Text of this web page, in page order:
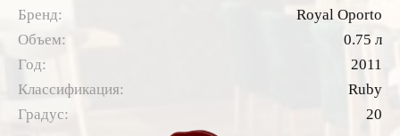
Бренд:
Royal Oporto
Объем:
0.75 л
Год:
2011
Классификация:
Ruby
Градус:
20